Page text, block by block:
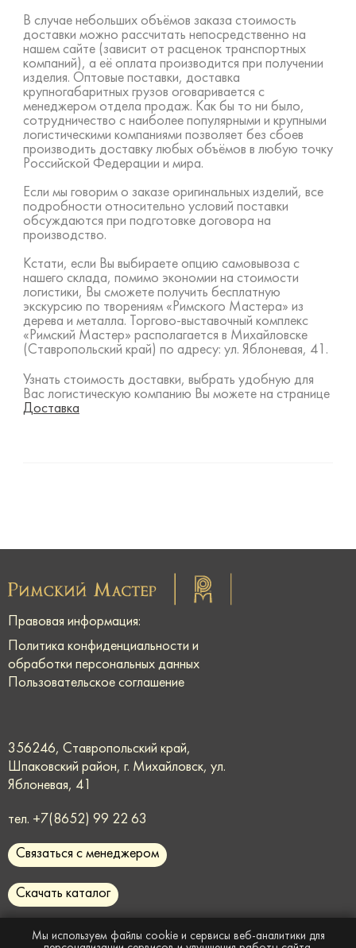
В случае небольших объёмов заказа стоимость
доставки можно рассчитать непосредственно на
нашем сайте (зависит от расценок транспортных
компаний), а её оплата производится при получении
изделия. Оптовые поставки, доставка
крупногабаритных грузов оговаривается с
менеджером отдела продаж. Как бы то ни было,
сотрудничество с наиболее популярными и крупными
логистическими компаниями позволяет без сбоев
производить доставку любых объёмов в любую точку
Российской Федерации и мира.
Если мы говорим о заказе оригинальных изделий, все
подробности относительно условий поставки
обсуждаются при подготовке договора на
производство.
Кстати, если Вы выбираете опцию самовывоза с
нашего склада, помимо экономии на стоимости
логистики, Вы сможете получить бесплатную
экскурсию по творениям «Римского Мастера» из
дерева и металла. Торгово-выставочный комплекс
«Римский Мастер» располагается в Михайловске
(Ставропольский край) по адресу: ул. Яблоневая, 41.
Узнать стоимость доставки, выбрать удобную для
Вас логистическую компанию Вы можете на странице
Доставка
Правовая информация:
Политика конфиденциальности и
обработки персональных данных
Пользовательское соглашение
356246, Ставропольский край,
Шпаковский район, г. Михайловск, ул.
Яблоневая, 41
тел. +7(8652) 99 22 63
Связаться с менеджером
Скачать каталог
request@rmmaster.ru
Мы используем файлы cookie и сервисы веб-аналитики для